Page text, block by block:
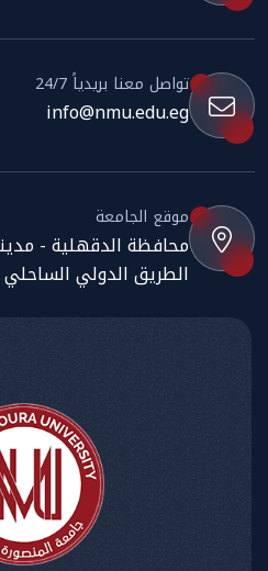
تواصل معنا بريدياً 24/7
info@nmu.edu.eg
موقع الجامعة
محافظة الدقهلية -
الطريق الدولي الساحلي